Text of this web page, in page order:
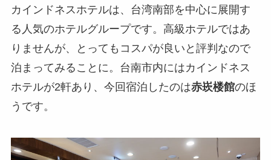
カインドネスホテルは、台湾南部を中心に展開す
る人気のホテルグループです。高級ホテルではあ
りませんが、とってもコスパが良いと評判なので
泊まってみることに。台南市内にはカインドネス
ホテルが2軒あり、今回宿泊したのは赤崁楼館のほ
うです。